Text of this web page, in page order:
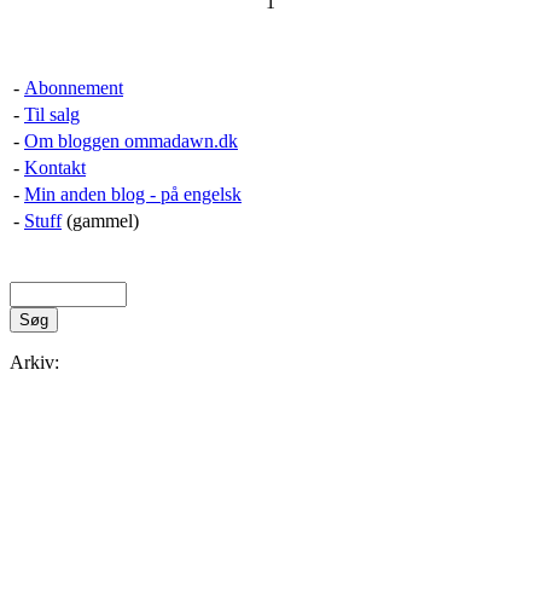
- Abonnement
- Til salg
- Om bloggen ommadawn.dk
- Kontakt
- Min anden blog - på engelsk
- Stuff(gammel)
Arkiv: